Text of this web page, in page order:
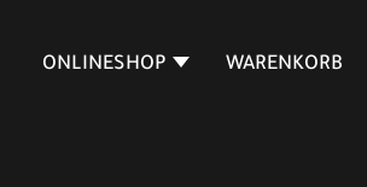
ONLINESHOP WARENKORB